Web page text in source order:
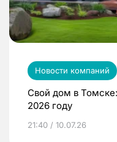
Новости компаний
Свой дом в
2026 году
21:40 / 10.07.26